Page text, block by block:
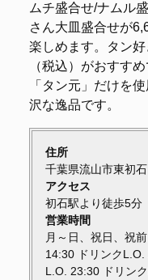
ムチ盛合せ/ナムル
さん大皿盛合せが
楽しめます。タン
（税込）がおすす
「タン元」だけを
沢な逸品です。
住所
千葉県流山市東初
アクセス
初石駅より徒歩5分
営業時間
月～日、祝日、祝
14:30 ドリンク
L.O. 23:30 ドリンク